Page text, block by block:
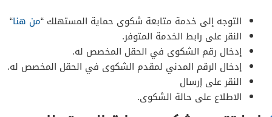
التوجه إلى خدمة متابعة شكوى حماية المستهلك “من هنا“
النقر على رابط الخدمة المتوفر.
إدخال رقم الشكوى في الحقل المخصص له.
إدخال الرقم المدني لمقدم الشكوى في الحقل المخصص له.
النقر على إرسال
الاطلاع على حالة الشكوى.